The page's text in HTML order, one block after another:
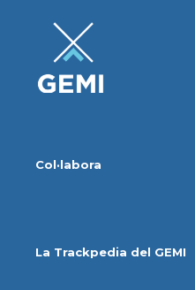
Col·labora
La Trackpedia del GEMI